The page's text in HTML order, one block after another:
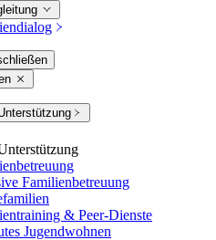
Familienbetreuung
& Peer-Dienste
Jugendwohnen